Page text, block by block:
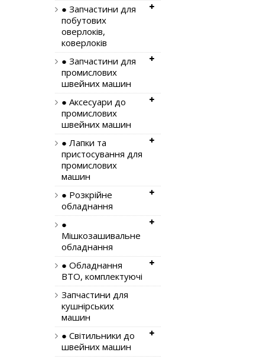
● Запчастини для
побутових
оверлоків,
коверлоків
● Запчастини для
промислових
швейних машин
● Аксесуари до
промислових
швейних машин
● Лапки та
пристосування для
промислових
машин
● Розкрійне
обладнання
●
Мішкозашивальне
обладнання
● Обладнання
ВТО, комплектуючі
Запчастини для
кушнірських
машин
● Світильники до
швейних машин